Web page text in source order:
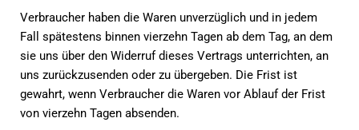
Verbraucher haben die Waren unverzüglich und in jedem
Fall spätestens binnen vierzehn Tagen ab dem Tag, an dem
sie uns über den Widerruf dieses Vertrags unterrichten, an
uns zurückzusenden oder zu übergeben. Die Frist ist
gewahrt, wenn Verbraucher die Waren vor Ablauf der Frist
von vierzehn Tagen absenden.